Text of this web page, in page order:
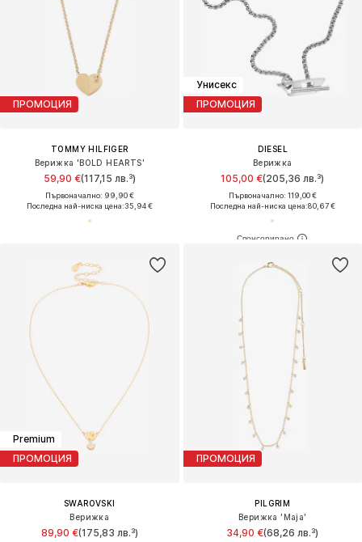
ПРОМОЦИЯ
TOMMY HILFIGER
Верижка 'BOLD HEARTS'
59,90 €(117,15 лв.³)
Първоначално: 99,90 €
Последна най-ниска цена:35,94 €
Унисекс
ПРОМОЦИЯ
DIESEL
Верижка
105,00 €(205,36 лв.³)
Първоначално: 119,00 €
Последна най-ниска цена:80,67 €
Premium
ПРОМОЦИЯ
SWAROVSKI
Верижка
89,90 €(175,83 лв.³)
ПРОМОЦИЯ
PILGRIM
Верижка 'Maja'
34,90 €(68,26 лв.³)